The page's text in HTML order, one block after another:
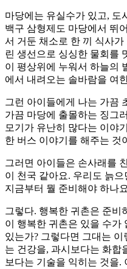
마당에는 유실수가 있고, 도
백구 삼형제도 마당에서 뛰
서 거둔 채소로 한 끼 식사
린 생선으로 싱싱한 물회를
이 평상위에 누워서 하늘의
에서 내려오는 솔바람을 여
그런 아이들에게 나는 가끔
가끔 마당에 출몰하는 징그
모기가 유난히 많다는 이야
한 버스 이야기를 해주는 것
그러면 아이들은 손사래를
이 천국 같아요. 우리도 늙
지금부터 뭘 준비해야 하나
그렇다. 행복한 귀촌은 준비
이 행복한 귀촌은 있을 수가
있는가? 그렇다면 그대는
는 건강을, 과시보다는 화합
보다는 기술을 익히는 것을.